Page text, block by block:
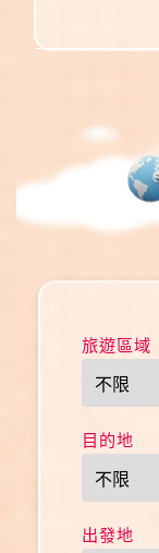
旅遊區域
目的地
出發地